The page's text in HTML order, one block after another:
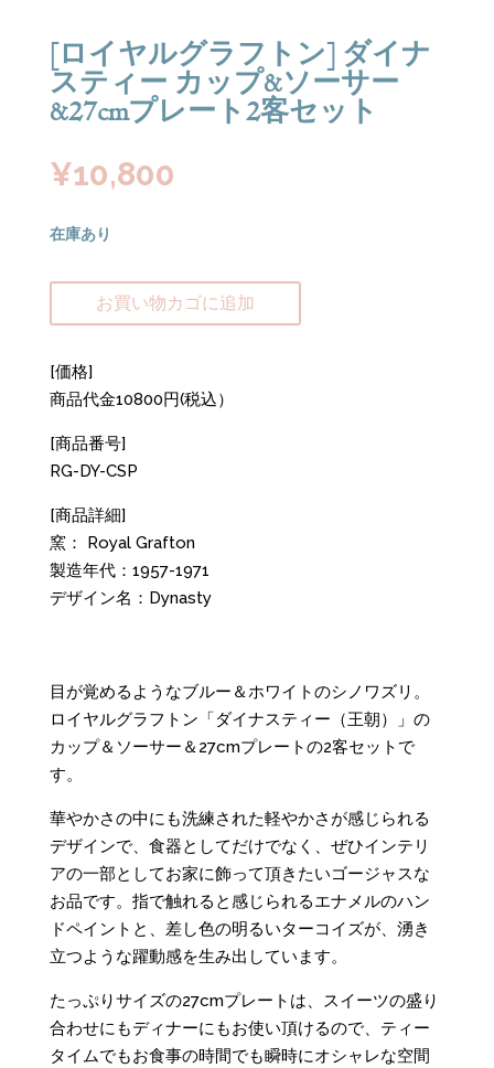
[ロイヤルグラフトン] ダイナ
スティー カップ&ソーサー
&27cmプレート2客セット
¥10,800
在庫あり
お買い物カゴに追加
[価格]
商品代金10800円(税込）
[商品番号]
RG-DY-CSP
[商品詳細]
窯： Royal Grafton
製造年代：1957-1971
デザイン名：Dynasty
目が覚めるようなブルー＆ホワイトのシノワズリ。
ロイヤルグラフトン「ダイナスティー（王朝）」の
カップ＆ソーサー＆27cmプレートの2客セットで
す。
華やかさの中にも洗練された軽やかさが感じられる
デザインで、食器としてだけでなく、ぜひインテリ
アの一部としてお家に飾って頂きたいゴージャスな
お品です。指で触れると感じられるエナメルのハン
ドペイントと、差し色の明るいターコイズが、湧き
立つような躍動感を生み出しています。
たっぷりサイズの27cmプレートは、スイーツの盛り
合わせにもディナーにもお使い頂けるので、ティー
タイムでもお食事の時間でも瞬時にオシャレな空間